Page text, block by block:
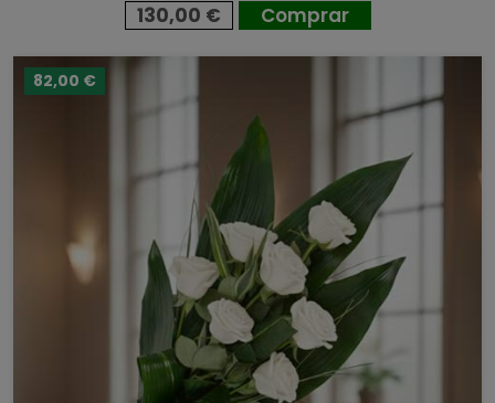
130,00 € Comprar
82,00 €